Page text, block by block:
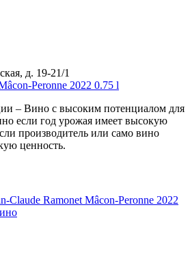
д. 19-21/1
– Вино с высоким потенциалом для
если год урожая имеет высокую
производитель или само вино
ценность.
Claude Ramonet Mâcon-Peronne 2022